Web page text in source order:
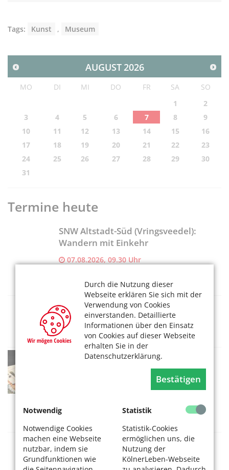
Durch die Nutzung dieser
Webseite erklären Sie sich mit der
Verwendung von Cookies
einverstanden. Detaillierte
Informationen über den Einsatz
von Cookies auf dieser Webseite
erhalten Sie in der
Datenschutzerklärung.
Bestätigen
Notwendig
Notwendige Cookies
machen eine Webseite
nutzbar, indem sie
Grundfunktionen wie
Statistik
Statistik-Cookies
ermöglichen uns, die
Nutzung der
KölnerLeben-Webseite
Tags: Kunst , Museum
AUGUST2026
MO DI MI DO FR SA
SO
1
2
3
4 5 6 7 8
9
10
11 12 13 14 15
16
17
18 19 20 21 22
23
24
25 26 27 28 29
30
31
Termine heute
SNW Altstadt-Süd (Vringsveedel):
Wandern mit Einkehr
07.08.2026, 09.30 Uhr
Weltreise durch die eigene Stadt
07.08.2026, 17 Uhr
Kulturklüngel
SNW Ensen-Westhoven:
Spielenachmittag „Offenes
SeniorenNetzwerk Ensen c/o
SNW Altstadt/Süd:
Digitalsprechstunde